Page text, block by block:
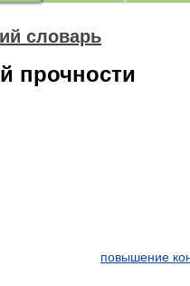
словарь
прочности
повышение